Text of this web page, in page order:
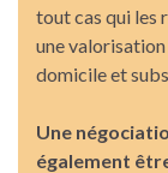
tout cas qui les
une
domicile et
Une
également